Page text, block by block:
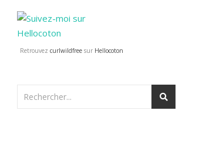
Retrouvez curlwildfree sur Hellocoton